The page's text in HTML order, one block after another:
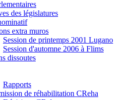
des législatures
extra muros
Session de printemps 2001 Lugano
Session d'automne 2006 à Flims
dissoutes
Rapports
de réhabilitation CReha